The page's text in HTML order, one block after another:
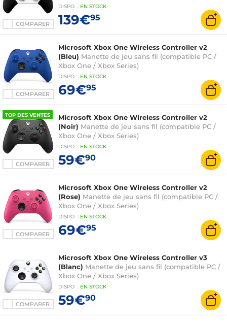
COMPARER
DISPO : EN STOCK
139€95
COMPARER
Microsoft Xbox One Wireless Controller v2
(Bleu) Manette de jeu sans fil (compatible PC /
Xbox One / Xbox Series)
DISPO : EN STOCK
69€95
TOP DES VENTES
COMPARER
Microsoft Xbox One Wireless Controller v2
(Noir) Manette de jeu sans fil (compatible PC /
Xbox One / Xbox Series)
DISPO : EN STOCK
59€90
COMPARER
Microsoft Xbox One Wireless Controller v2
(Rose) Manette de jeu sans fil (compatible PC /
Xbox One / Xbox Series)
DISPO : EN STOCK
69€95
COMPARER
Microsoft Xbox One Wireless Controller v3
(Blanc) Manette de jeu sans fil (compatible PC /
Xbox One / Xbox Series)
DISPO : EN STOCK
59€90